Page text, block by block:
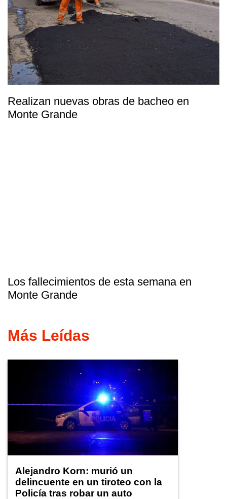
Realizan nuevas obras de bacheo en
Monte Grande
Los fallecimientos de esta semana en
Monte Grande
Más Leídas
Alejandro Korn: murió un
delincuente en un tiroteo con la
Policía tras robar un auto